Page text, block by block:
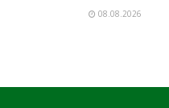
08.08.2026